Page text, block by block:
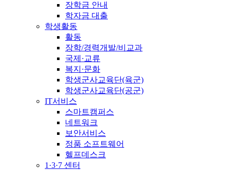
장학금 안내
학자금 대출
학생활동
활동
장학/경력개발/비교과
국제·교류
복지·문화
학생군사교육단(육군)
학생군사교육단(공군)
IT서비스
스마트캠퍼스
네트워크
보안서비스
정품 소프트웨어
헬프데스크
1·3·7 센터